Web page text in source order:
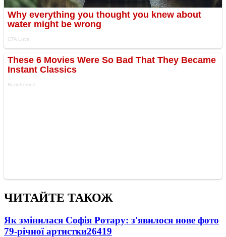
ЧИТАЙТЕ ТАКОЖ
Як змінилася Софія Ротару: з'явилося нове фото
79-річної артистки26419